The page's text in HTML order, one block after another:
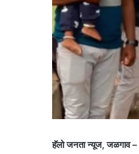
हॅलो जनता न्यूज, जळगाव –